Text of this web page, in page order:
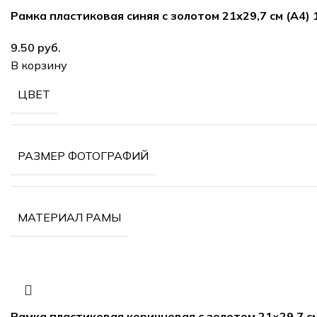
Рамка пластиковая синяя с золотом 21х29,7 см (А4)
руб.
В корзину
ЦВЕТ
РАЗМЕР ФОТОГРАФИЙ
МАТЕРИАЛ РАМЫ